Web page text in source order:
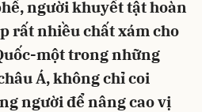
người khuyết tật hoàn
rất nhiều chất xám cho
một trong những
Á, không chỉ coi
người để nâng cao vị
Hủy Gửi